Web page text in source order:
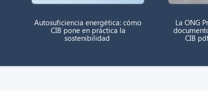
Autosuficiencia energética: cómo
CIB pone en práctica la
sostenibilidad
La ONG
CIB